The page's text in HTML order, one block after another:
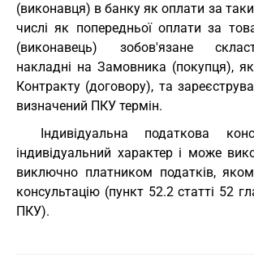
(виконавця) в банку як оплати за
числі як попередньої оплати за
(виконавець) зобов'язане
накладні на Замовника (покупця),
Контракту (договору), та
визначений ПКУ термін.
Індивідуальна податкова
індивідуальний характер і може
виключно платником податків,
консультацію (пункт 52.2 статті 52
ПКУ).